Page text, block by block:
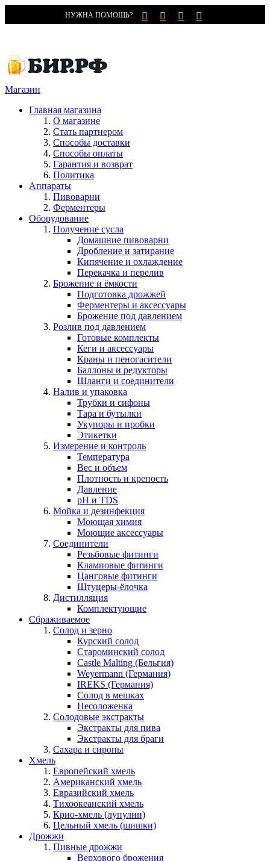
НУЖНА ПОМОЩЬ?
Магазин
Главная магазина
О магазине
Стать партнером
Способы доставки
Способы оплаты
Гарантия и возврат
Политика
Аппараты
Пивоварни
Ферментеры
Оборудование
Получение сусла
Домашние пивоварни
Дробление и затирание
Кипячение и охлаждение
Перекачка и перелив
Брожение и ёмкости
Подготовка дрожжей
Ферментеры и аксессуары
Брожение под давлением
Розлив под давлением
Готовые комплекты
Кеги и аксессуары
Краны и пеногасители
Баллоны и редукторы
Шланги и соединители
Налив и упаковка
Трубки и сифоны
Тара и бутылки
Укупоры и пробки
Этикетки
Измерение и контроль
Температура
Вес и объем
Плотность и крепость
Давление
pH и TDS
Мойка и дезинфекция
Моющая химия
Моющие аксессуары
Соединители
Резьбовые фитинги
Кламповые фитинги
Цанговые фитинги
Штуцеры-ёлочка
Дистилляция
Комплектующие
Сбраживаемое
Солод и зерно
Курский солод
Староминский солод
Castle Malting (Бельгия)
Weyermann (Германия)
IREKS (Германия)
Солод в мешках
Несоложенка
Солодовые экстракты
Экстракты для пива
Экстракты для браги
Сахара и сиропы
Хмель
Европейский хмель
Американский хмель
Евразийский хмель
Тихоокеанский хмель
Крио-хмель (лупулин)
Цельный хмель (шишки)
Дрожжи
Пивные дрожжи
Верхового брожения